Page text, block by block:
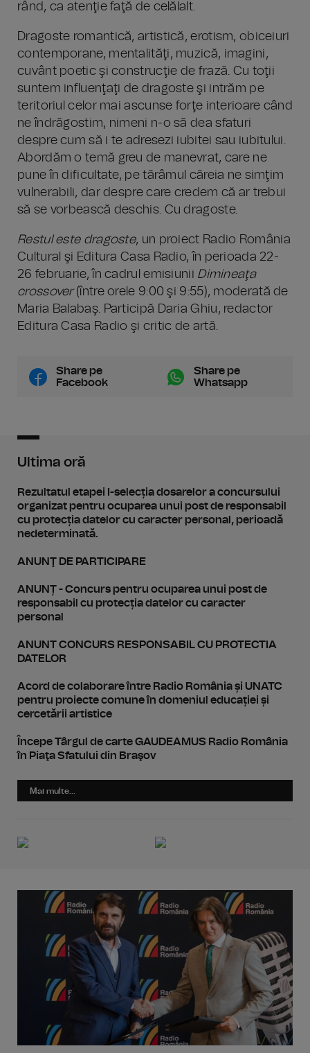
rând, ca atenţie faţă de celălalt.
Dragoste romantică, artistică, erotism, obiceiuri
contemporane, mentalităţi, muzică, imagini,
cuvânt poetic şi construcţie de frază. Cu toţii
suntem influenţaţi de dragoste şi intrăm pe
teritoriul celor mai ascunse forţe interioare când
ne îndrăgostim, nimeni n-o să dea sfaturi
despre cum să i te adresezi iubitei sau iubitului.
Abordăm o temă greu de manevrat, care ne
pune în dificultate, pe tărâmul căreia ne simţim
vulnerabili, dar despre care credem că ar trebui
să se vorbească deschis. Cu dragoste.
Restul este dragoste, un proiect Radio România
Cultural şi Editura Casa Radio, în perioada 22-
26 februarie, în cadrul emisiunii Dimineaţa
crossover(între orele 9:00 şi 9:55), moderată de
Maria Balabaş. Participă Daria Ghiu, redactor
Editura Casa Radio şi critic de artă.
Share pe
Facebook
Share pe
Whatsapp
Ultima oră
Rezultatul etapei I-selecția dosarelor a concursului
organizat pentru ocuparea unui post de responsabil
cu protecția datelor cu caracter personal, perioadă
nedeterminată.
ANUNŢ DE PARTICIPARE
ANUNȚ - Concurs pentru ocuparea unui post de
responsabil cu protecția datelor cu caracter
personal
ANUNT CONCURS RESPONSABIL CU PROTECTIA
DATELOR
Acord de colaborare între Radio România și UNATC
pentru proiecte comune în domeniul educației și
cercetării artistice
Începe Târgul de carte GAUDEAMUS Radio România
în Piaţa Sfatului din Braşov
Mai multe...